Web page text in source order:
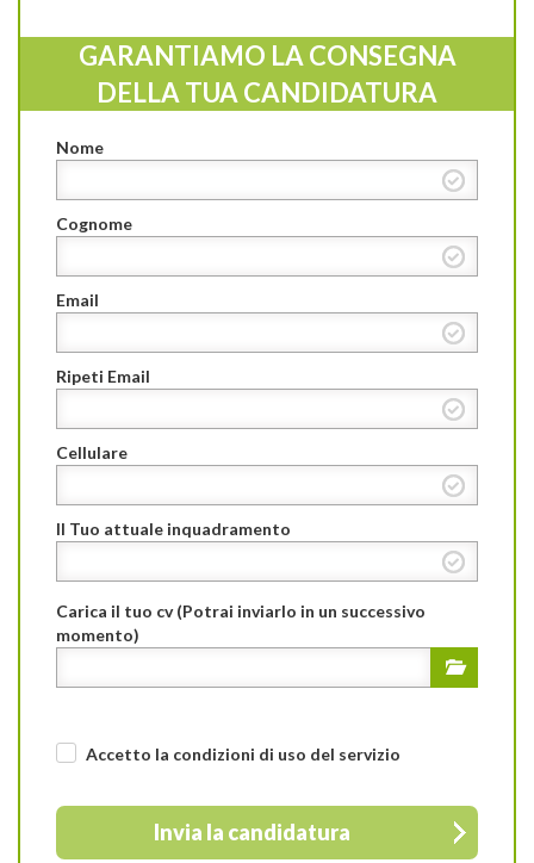
GARANTIAMO LA CONSEGNA
DELLA TUA CANDIDATURA
Nome
Cognome
Email
Ripeti Email
Cellulare
Il Tuo attuale inquadramento
Carica il tuo cv (Potrai inviarlo in un successivo
momento)
Accetto la condizioni di uso del servizio
Invia la candidatura